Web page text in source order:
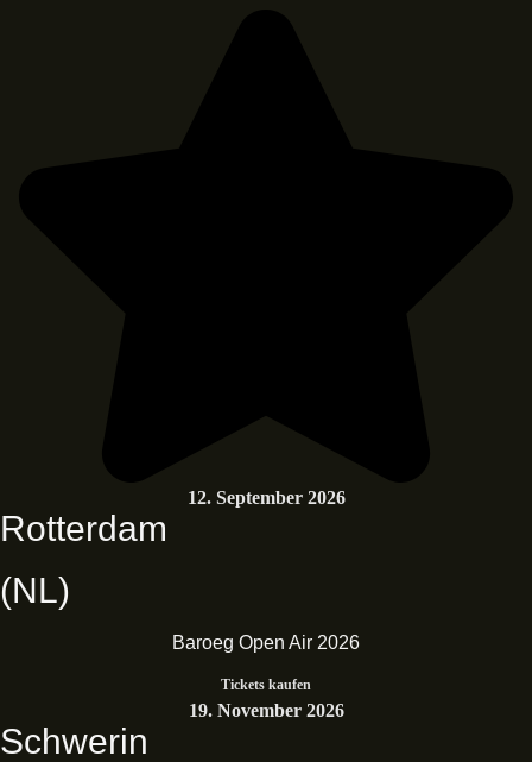
12. September 2026
Rotterdam
(NL)
Baroeg Open Air 2026
Tickets kaufen
19. November 2026
Schwerin